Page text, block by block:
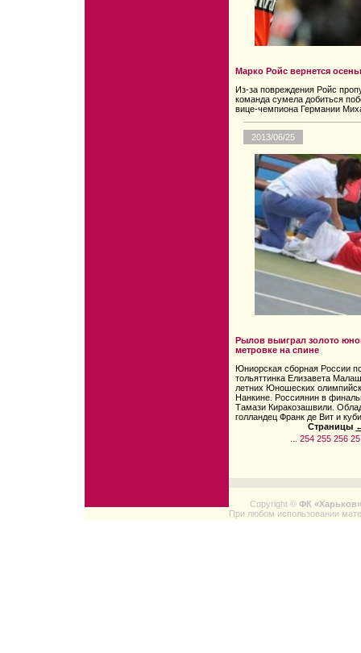
Марко Ройс вернется
Из-за повреждения Ройс
команда сумела добиться
вице-чемпиона Германии
2013/06/25
Рылов выиграл золото
метровке на спине
Юниорская сборная России
тольяттинка Елизавета
летних Юношеских
Нанкине. Россиянин в
Тамази Киракозашвили.
голландец Франк де Вит и
Страницы
254 255 256
Copyright © ФК «Харьков»
При любом использовании